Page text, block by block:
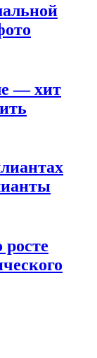
— хит